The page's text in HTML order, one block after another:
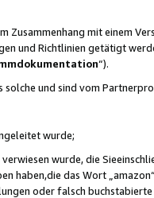
Zusammenhang mit einem
und Richtlinien getätigt
“).
und sind vom
wurde;
wurde, die
das Wort
oder falsch